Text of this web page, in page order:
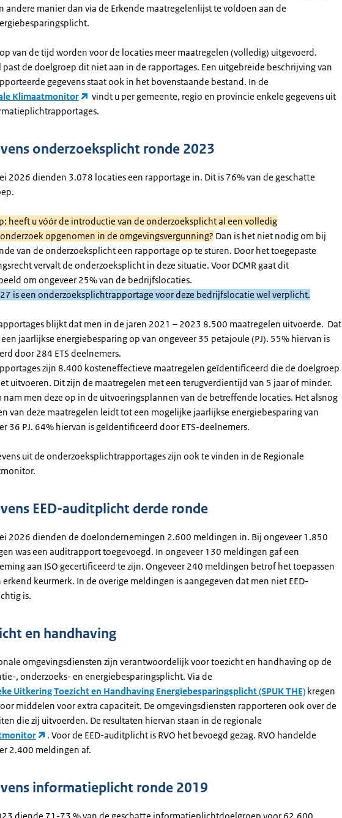
andere manier dan via de Erkende maatregelenlijst te voldoen aan de
van de tijd worden voor de locaties meer maatregelen (volledig) uitgevoerd.
past de doelgroep dit niet aan in de rapportages. Een uitgebreide beschrijving van
gegevens staat ook in het bovenstaande bestand. In de
Klimaatmonitor
vindt u per gemeente, regio en provincie enkele gegevens uit
onderzoeksplicht ronde 2023
2026 dienden 3.078 locaties een rapportage in. Dit is 76% van de geschatte
heeft u vóór de introductie van de onderzoeksplicht al een volledig
opgenomen in de omgevingsvergunning? Dan is het niet nodig om bij
van de onderzoeksplicht een rapportage op te sturen. Door het toegepaste
vervalt de onderzoeksplicht in deze situatie. Voor DCMR gaat dit
om ongeveer 25% van de bedrijfslocaties.
is een onderzoeksplichtrapportage voor deze bedrijfslocatie wel verplicht.
blijkt dat men in de jaren 2021 – 2023 8.500 maatregelen uitvoerde. Dat
jaarlijkse energiebesparing op van ongeveer 35 petajoule (PJ). 55% hiervan is
door 284 ETS deelnemers.
zijn 8.400 kosteneffectieve maatregelen geïdentificeerd die de doelgroep
uitvoeren. Dit zijn de maatregelen met een terugverdientijd van 5 jaar of minder.
nam men deze op in de uitvoeringsplannen van de betreffende locaties. Het alsnog
van deze maatregelen leidt tot een mogelijke jaarlijkse energiebesparing van
36 PJ. 64% hiervan is geïdentificeerd door ETS-deelnemers.
uit de onderzoeksplichtrapportages zijn ook te vinden in de Regionale
EED-auditplicht derde ronde
2026 dienden de doelondernemingen 2.600 meldingen in. Bij ongeveer 1.850
was een auditrapport toegevoegd. In ongeveer 130 meldingen gaf een
aan ISO gecertificeerd te zijn. Ongeveer 240 meldingen betrof het toepassen
erkend keurmerk. In de overige meldingen is aangegeven dat men niet EED-
is.
en handhaving
omgevingsdiensten zijn verantwoordelijk voor toezicht en handhaving op de
, onderzoeks- en energiebesparingsplicht. Via de
Uitkering Toezicht en Handhaving Energiebesparingsplicht (SPUK THE) kregen
middelen voor extra capaciteit. De omgevingsdiensten rapporteren ook over de
die zij uitvoerden. De resultaten hiervan staan in de regionale
. Voor de EED-auditplicht is RVO het bevoegd gezag. RVO handelde
2.400 meldingen af.
informatieplicht ronde 2019